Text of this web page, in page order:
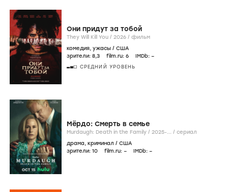
Они придут за тобой
They Will Kill You / 2026 / фильм
комедия, ужасы / США
зрители: 8,3 film.ru: 6 IMDb: –
СРЕДНИЙ УРОВЕНЬ
Мёрдо: Смерть в семье
Murdaugh: Death in the Family / 2025-... / сериал
драма, криминал / США
зрители: 10 film.ru: – IMDb: –